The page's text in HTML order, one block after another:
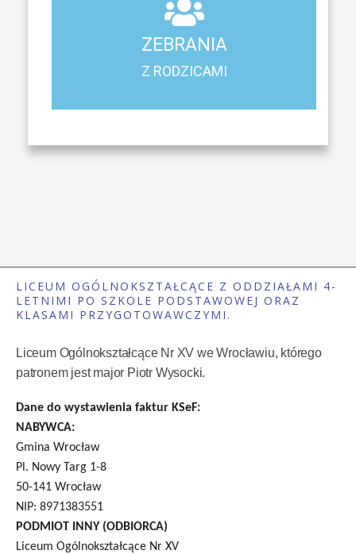
ZEBRANIA
Z RODZICAMI
Z RODZICAMI
Harmonogram spotkań i konsultacji z rodzicami
LICEUM OGÓLNOKSZTAŁCĄCE Z ODDZIAŁAMI 4-
LETNIMI PO SZKOLE PODSTAWOWEJ ORAZ
KLASAMI PRZYGOTOWAWCZYMI.
Liceum Ogólnokształcące Nr XV we Wrocławiu, którego
patronem jest major Piotr Wysocki.
Dane do wystawienia faktur KSeF:
NABYWCA:
Gmina Wrocław
Pl. Nowy Targ 1-8
50-141 Wrocław
NIP: 8971383551
PODMIOT INNY (ODBIORCA)
Liceum Ogólnokształcące Nr XV